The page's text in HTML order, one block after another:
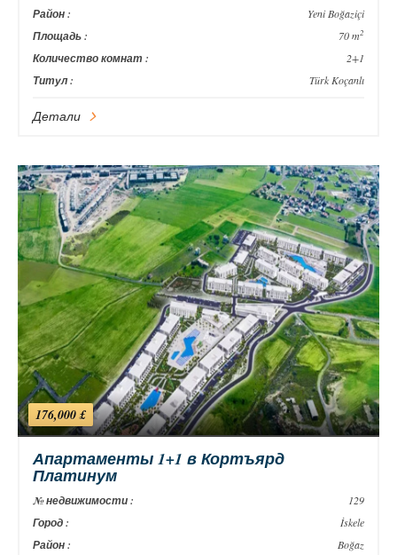
Район : Yeni Boğaziçi
Площадь : 70 m2
Количество комнат : 2+1
Титул : Türk Koçanlı
Детали
176,000 £
Апартаменты 1+1 в Кортъярд
Платинум
№ недвижимости : 129
Город : İskele
Район : Boğaz